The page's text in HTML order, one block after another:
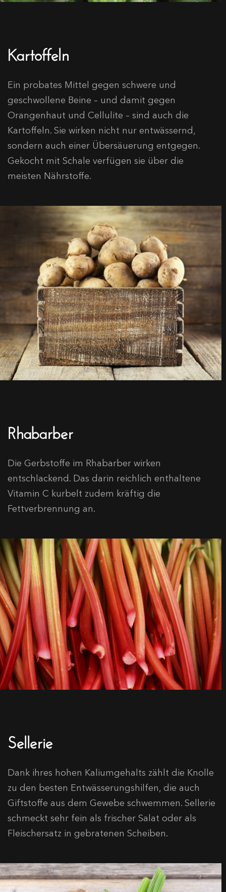
Kartoffeln
Ein probates Mittel gegen schwere und
geschwollene Beine – und damit gegen
Orangenhaut und Cellulite – sind auch die
Kartoffeln. Sie wirken nicht nur entwässernd,
sondern auch einer Übersäuerung entgegen.
Gekocht mit Schale verfügen sie über die
meisten Nährstoffe.
Rhabarber
Die Gerbstoffe im Rhabarber wirken
entschlackend. Das darin reichlich enthaltene
Vitamin C kurbelt zudem kräftig die
Fettverbrennung an.
Sellerie
Dank ihres hohen Kaliumgehalts zählt die Knolle
zu den besten Entwässerungshilfen, die auch
Giftstoffe aus dem Gewebe schwemmen. Sellerie
schmeckt sehr fein als frischer Salat oder als
Fleischersatz in gebratenen Scheiben.